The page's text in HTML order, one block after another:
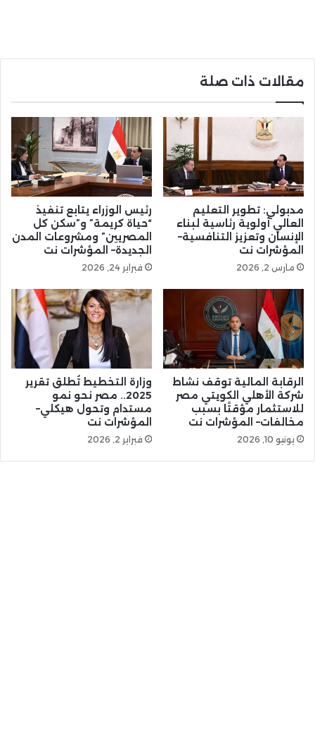
مقالات ذات صلة
مدبولي: تطوير التعليم
العالي أولوية رئاسية لبناء
الإنسان وتعزيز التنافسية–
المؤشرات نت
مارس 2, 2026
رئيس الوزراء يتابع تنفيذ
“حياة كريمة” و”سكن كل
المصريين” ومشروعات المدن
الجديدة– المؤشرات نت
فبراير 24, 2026
الرقابة المالية توقف نشاط
شركة الأهلي الكويتي مصر
للاستثمار مؤقتًا بسبب
مخالفات– المؤشرات نت
يونيو 10, 2026
وزارة التخطيط تُطلق تقرير
2025.. مصر نحو نمو
مستدام وتحول هيكلي–
المؤشرات نت
فبراير 2, 2026